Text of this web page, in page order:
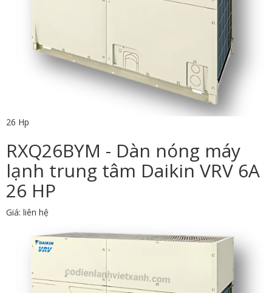
26 Hp
RXQ26BYM - Dàn nóng máy
lạnh trung tâm Daikin VRV 6A
26 HP
Giá: liên hệ